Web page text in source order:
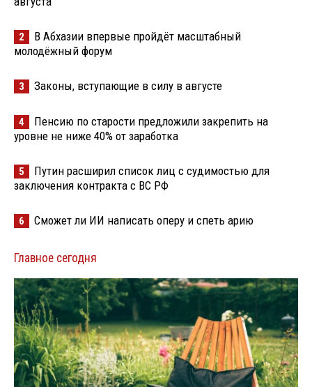
2
В Абхазии впервые пройдёт масштабный
молодёжный форум
3 Законы, вступающие в силу в августе
4
Пенсию по старости предложили закрепить на
уровне не ниже 40% от заработка
5
Путин расширил список лиц с судимостью для
заключения контракта с ВС РФ
6 Сможет ли ИИ написать оперу и спеть арию
Главное сегодня